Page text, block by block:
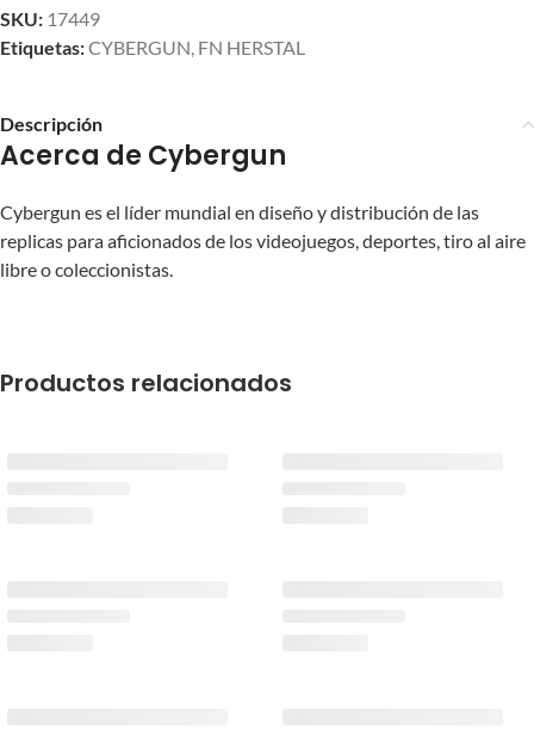
SKU: 17449
Etiquetas:CYBERGUN, FN HERSTAL
Descripción
Acerca de Cybergun
Cybergun es el líder mundial en diseño y distribución de las
replicas para aficionados de los videojuegos, deportes, tiro al aire
libre o coleccionistas.
Productos relacionados